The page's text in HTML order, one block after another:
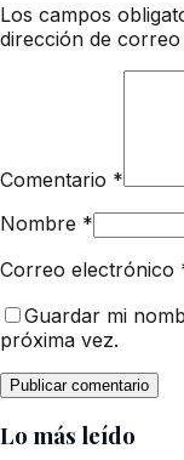
Los campos
dirección de
Comentario *
Nombre *
Correo electrónico
Guardar mi
próxima vez.
Lo más leído